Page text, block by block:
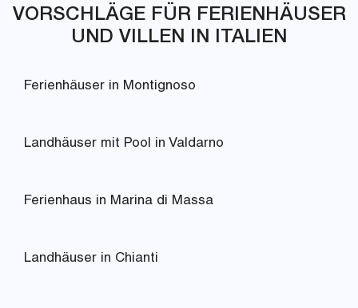
VORSCHLÄGE FÜR FERIENHÄUSER
UND VILLEN IN ITALIEN
Ferienhäuser in Montignoso
Landhäuser mit Pool in Valdarno
Ferienhaus in Marina di Massa
Landhäuser in Chianti